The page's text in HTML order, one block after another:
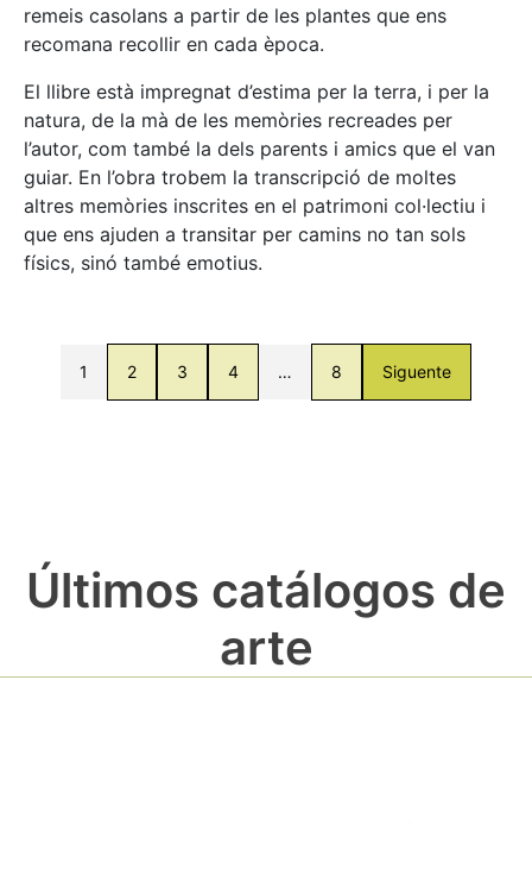
remeis casolans a partir de les plantes que ens
recomana recollir en cada època.
El llibre està impregnat d’estima per la terra, i per la
natura, de la mà de les memòries recreades per
l’autor, com també la dels parents i amics que el van
guiar. En l’obra trobem la transcripció de moltes
altres memòries inscrites en el patrimoni col·lectiu i
que ens ajuden a transitar per camins no tan sols
físics, sinó també emotius.
1 2 3 4 … 8 Siguente
Últimos catálogos de
arte